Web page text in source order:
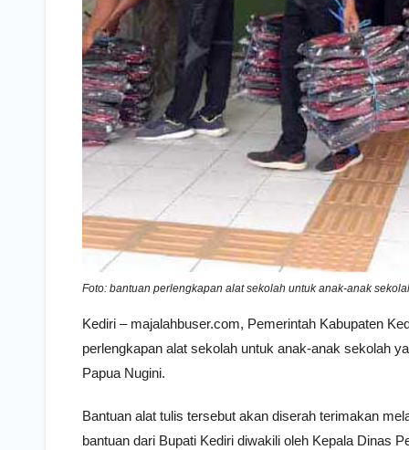
Foto: bantuan perlengkapan alat sekolah untuk anak-anak
Kediri – majalahbuser.com, Pemerintah Kabupaten
perlengkapan alat sekolah untuk anak-anak sekolah
Papua Nugini.
Bantuan alat tulis tersebut akan diserah terimakan
bantuan dari Bupati Kediri diwakili oleh Kepala Dinas